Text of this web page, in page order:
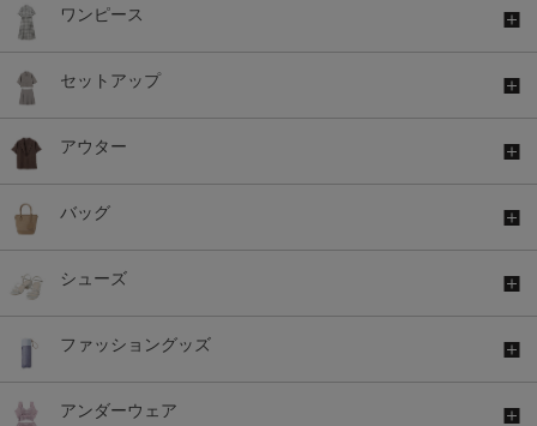
ワンピース
セットアップ
アウター
バッグ
シューズ
ファッショングッズ
アンダーウェア